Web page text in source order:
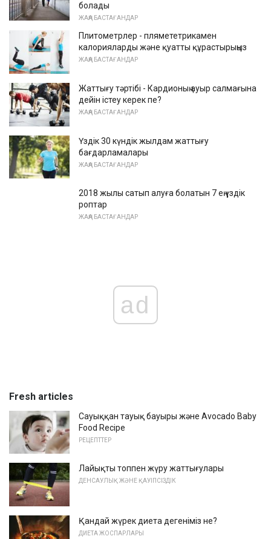
болады
ЖАҢА БАСТАҒАНДАР
Плитометрлер - плямететрикамен
калорияларды және қуатты құрастырыңыз
ЖАҢА БАСТАҒАНДАР
Жаттығу тәртібі - Кардионың ауыр салмағына
дейін істеу керек пе?
ЖАҢА БАСТАҒАНДАР
Үздік 30 күндік жылдам жаттығу
бағдарламалары
ЖАҢА БАСТАҒАНДАР
2018 жылы сатып алуға болатын 7 ең үздік
роптар
ЖАҢА БАСТАҒАНДАР
ad
Fresh articles
Сауыққан тауық бауыры және Avocado Baby
Food Recipe
РЕЦЕПТТЕР
Лайықты топпен жүру жаттығулары
ДЕНСАУЛЫҚ ЖӘНЕ ҚАУІПСІЗДІК
Қандай жүрек диета дегеніміз не?
ДИЕТА ЖОСПАРЛАРЫ